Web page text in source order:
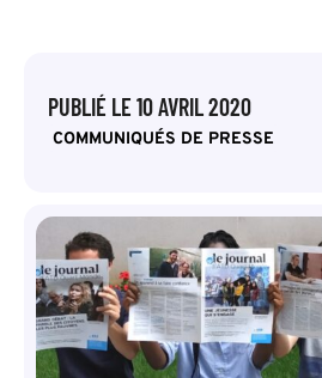
PUBLIÉ LE 10 AVRIL 2020
COMMUNIQUÉS DE PRESSE